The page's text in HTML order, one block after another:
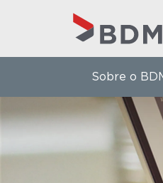
Sobre o